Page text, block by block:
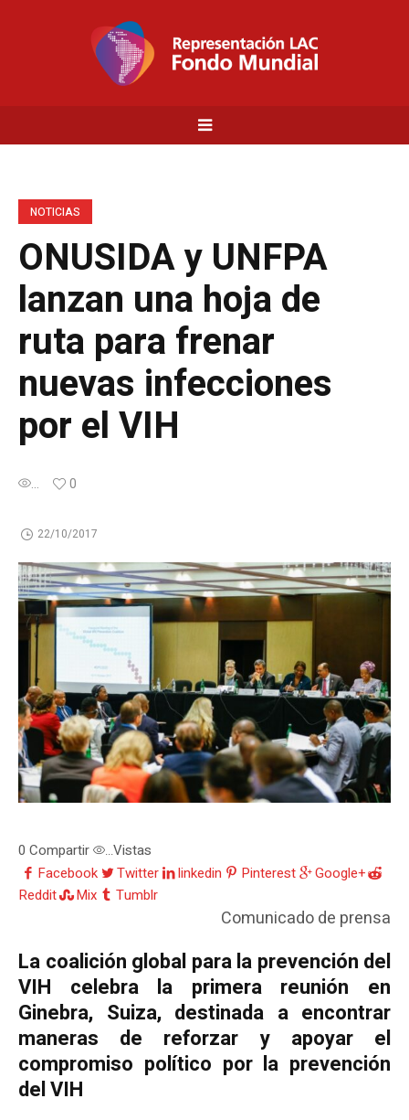
NOTICIAS
ONUSIDA y UNFPA
lanzan una hoja de
ruta para frenar
nuevas infecciones
por el VIH
... 0
22/10/2017
0 Compartir ...Vistas
Facebook
Twitter linkedin Pinterest
Google+
Reddit
Mix Tumblr
Comunicado de prensa
La coalición global para la prevención del
VIH celebra la primera reunión en
Ginebra, Suiza, destinada a encontrar
maneras de reforzar y apoyar el
compromiso político por la prevención
del VIH